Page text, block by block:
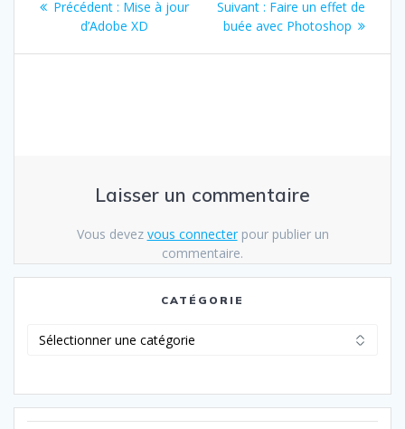
Précédent : Article
précédent
Mise à jour
d’Adobe XD
Suivant : Article
suivant
Faire un effet de
buée avec Photoshop
Laisser un commentaire
Vous devez vous connecterpour publier un
commentaire.
CATÉGORIE